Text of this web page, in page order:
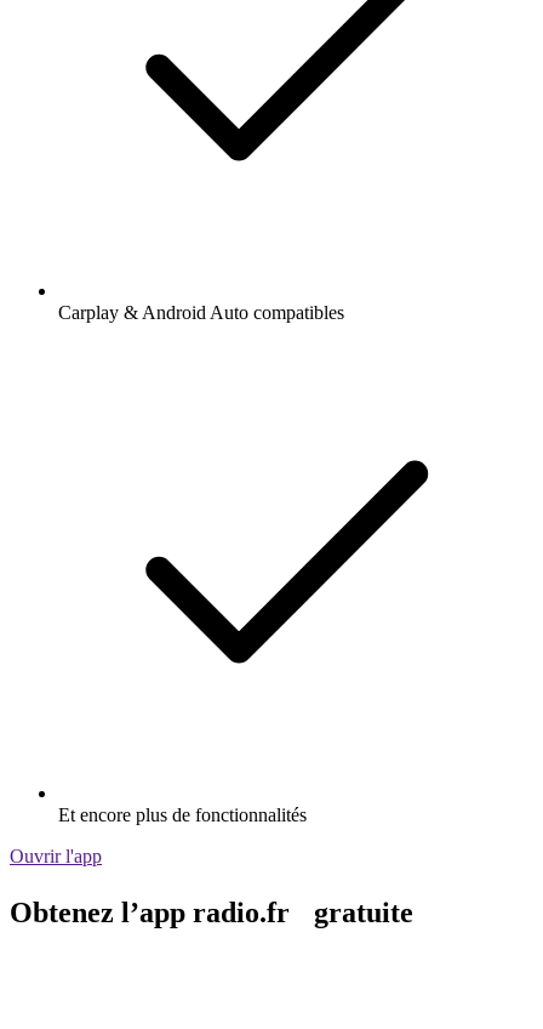
Carplay & Android Auto compatibles
Et encore plus de fonctionnalités
Ouvrir l'app
Obtenez l’app radio.fr gratuite